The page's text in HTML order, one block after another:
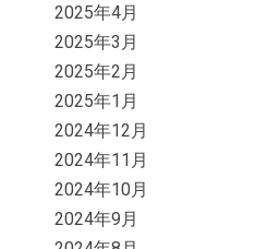
2025年4月
2025年3月
2025年2月
2025年1月
2024年12月
2024年11月
2024年10月
2024年9月